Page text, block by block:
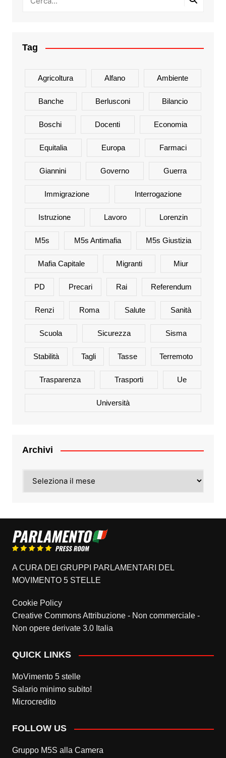
Tag
Agricoltura Alfano Ambiente
Banche Berlusconi Bilancio
Boschi Docenti Economia
Equitalia Europa Farmaci
Giannini Governo Guerra
Immigrazione Interrogazione
Istruzione Lavoro Lorenzin
M5s M5s Antimafia M5s Giustizia
Mafia Capitale Migranti Miur
PD Precari Rai Referendum
Renzi Roma Salute Sanità
Scuola Sicurezza Sisma
Stabilità Tagli Tasse Terremoto
Trasparenza Trasporti Ue
Università
Archivi
A CURA DEI GRUPPI PARLAMENTARI DEL
MOVIMENTO 5 STELLE
Cookie Policy
Creative Commons Attribuzione - Non commerciale -
Non opere derivate 3.0 Italia
QUICK LINKS
MoVimento 5 stelle
Salario minimo subito!
Microcredito
FOLLOW US
Gruppo M5S alla Camera